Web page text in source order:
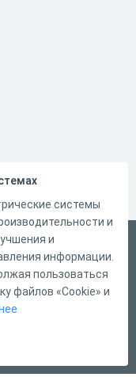
системы
и
и
информации.
пользоваться
файлов «Cookie» и